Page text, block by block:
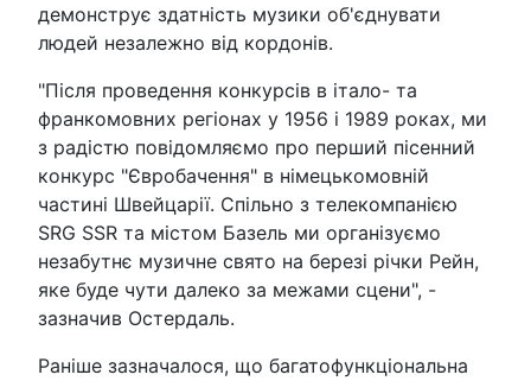
демонструє здатність музики об'єднувати
людей незалежно від кордонів.
"Після проведення конкурсів в італо- та
франкомовних регіонах у 1956 і 1989 роках, ми
з радістю повідомляємо про перший пісенний
конкурс "Євробачення" в німецькомовній
частині Швейцарії. Спільно з телекомпанією
SRG SSR та містом Базель ми організуємо
незабутнє музичне свято на березі річки Рейн,
яке буде чути далеко за межами сцени", -
зазначив Остердаль.
Раніше зазначалося, що багатофункціональна